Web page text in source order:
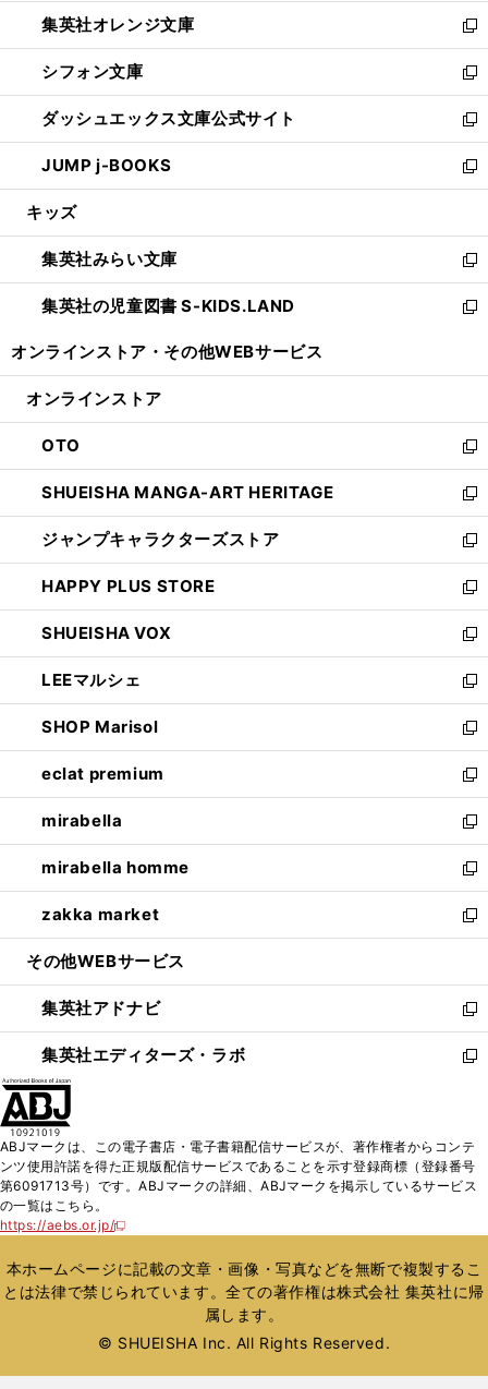
く
で
開
く
ド
ウ
で
開
く
し
い
ウ
ィ
ン
ド
ウ
で
開
集英社オレンジ文庫
新
し
い
ウ
ィ
ン
ド
ウ
開
く
シフォン文庫
新
し
い
ウ
ィ
ン
ウ
で
開
く
ダッシュエックス文庫公式サイト
新
し
い
ウ
ン
ド
ウ
で
JUMP j-BOOKS
新
し
ウ
ィ
ン
ド
開
キッズ
集英社みらい文庫
新
し
い
ン
ウ
で
開
く
集英社の児童図書 S-KIDS.LAND
新
ウ
ン
ド
ウ
で
開
く
オンラインストア・ その他WEBサービス
オンラインストア
OTO
新
し
い
ウ
ィ
ン
ド
ウ
で
開
く
SHUEISHA MANGA-ART HERITAGE
新
し
い
ウ
ィ
ン
ド
ウ
で
開
く
ジャンプキャラクターズストア
新
し
い
ウ
ィ
ン
ド
ウ
で
開
く
HAPPY PLUS STORE
新
し
い
ウ
ィ
ン
ド
ウ
で
開
く
SHUEISHA VOX
新
し
い
ウ
ィ
ン
ド
ウ
で
開
く
LEEマルシェ
新
し
い
ウ
ィ
ン
ド
ウ
で
開
く
SHOP Marisol
新
し
い
ウ
ィ
ン
ド
ウ
で
開
eclat premium
新
し
い
ウ
ィ
ン
ド
ウ
開
く
mirabella
新
し
い
ウ
ィ
ン
ウ
で
開
く
mirabella homme
新
し
い
ウ
ン
ド
ウ
で
zakka market
新
し
ウ
ィ
ン
ド
く
その他WEBサービス
集英社アドナビ
新
し
い
ド
ウ
で
集英社エディターズ・ラボ
新
ィ
ン
ド
開
く
ABJマークは、この電子書店・電子書籍配信サービスが、著作権者からコンテ
ンツ使用許諾を得た正規版配信サービスであることを示す登録商標（登録番号
第6091713号）です。ABJマークの詳細、ABJマークを掲示しているサービス
の一覧はこちら。
https://aebs.or.jp/
新
い
ウ
ィ
ウ
本ホームページに記載の文章・画像・写真などを無断で複製するこ
とは法律で禁じられています。全ての著作権は株式会社 集英社に帰
属します。
© SHUEISHA Inc. All Rights Reserved.